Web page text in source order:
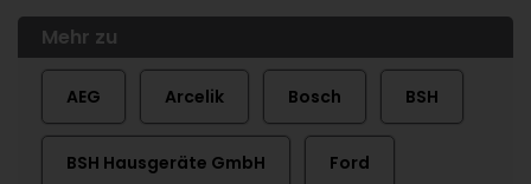
Mehr zu
AEG Arcelik Bosch BSH
BSH Hausgeräte GmbH Ford